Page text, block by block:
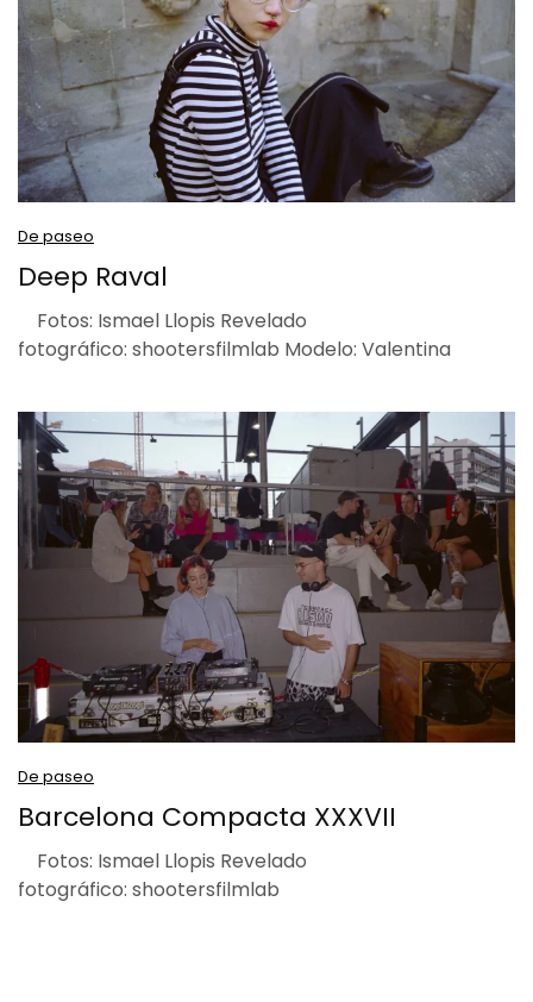
De paseo
Deep Raval
Fotos: Ismael Llopis Revelado
fotográfico: shootersfilmlab Modelo: Valentina
De paseo
Barcelona Compacta XXXVII
Fotos: Ismael Llopis Revelado
fotográfico: shootersfilmlab